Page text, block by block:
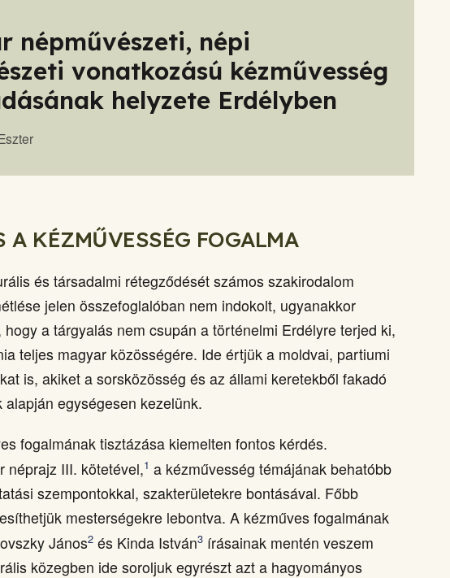
népművészeti, népi
vonatkozású kézművesség
helyzete Erdélyben
A KÉZMŰVESSÉG FOGALMA
és társadalmi rétegződését számos szakirodalom
jelen összefoglalóban nem indokolt, ugyanakkor
a tárgyalás nem csupán a történelmi Erdélyre terjed ki,
teljes magyar közösségére. Ide értjük a moldvai, partiumi
is, akiket a sorsközösség és az állami keretekből fakadó
egységesen kezelünk.
fogalmának tisztázása kiemelten fontos kérdés.
néprajz III. kötetével,1 a kézművesség témájának behatóbb
szempontokkal, szakterületekre bontásával. Főbb
mesterségekre lebontva. A kézműves fogalmának
János2 és Kinda István3 írásainak mentén veszem
közegben ide soroljuk egyrészt azt a hagyományos